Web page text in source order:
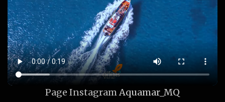
Page InstagramAquamar_MQ